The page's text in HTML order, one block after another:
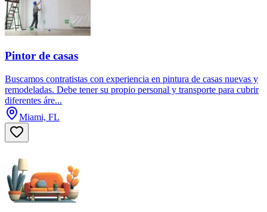
Pintor de casas
Buscamos contratistas con experiencia en pintura de casas nuevas y
remodeladas. Debe tener su propio personal y transporte para cubrir
diferentes áre...
Miami, FL